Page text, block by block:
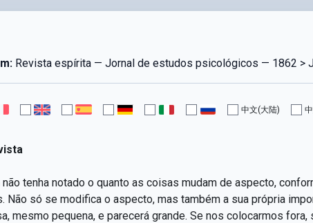
Revista espírita — Jornal de estudos psicológicos — 1862 >
中文(大陆)
não tenha notado o quanto as coisas mudam de aspecto,
Não só se modifica o aspecto, mas também a sua própria
mesmo pequena, e parecerá grande. Se nos colocarmos